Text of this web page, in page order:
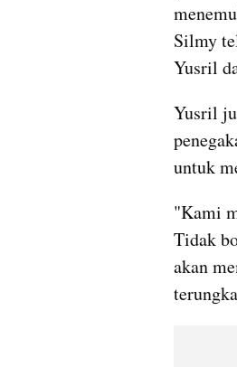
Silmy
Yusril
Yusril
untuk
"Kami
Tidak
akan